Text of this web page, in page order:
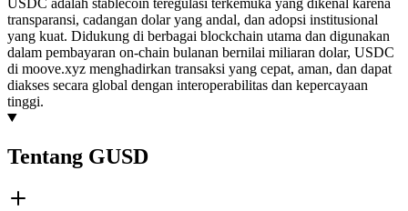
transparansi, cadangan dolar yang andal, dan adopsi institusional
yang kuat. Didukung di berbagai blockchain utama dan digunakan
dalam pembayaran on-chain bulanan bernilai miliaran dolar, USDC
di moove.xyz menghadirkan transaksi yang cepat, aman, dan dapat
diakses secara global dengan interoperabilitas dan kepercayaan
tinggi.
Tentang GUSD